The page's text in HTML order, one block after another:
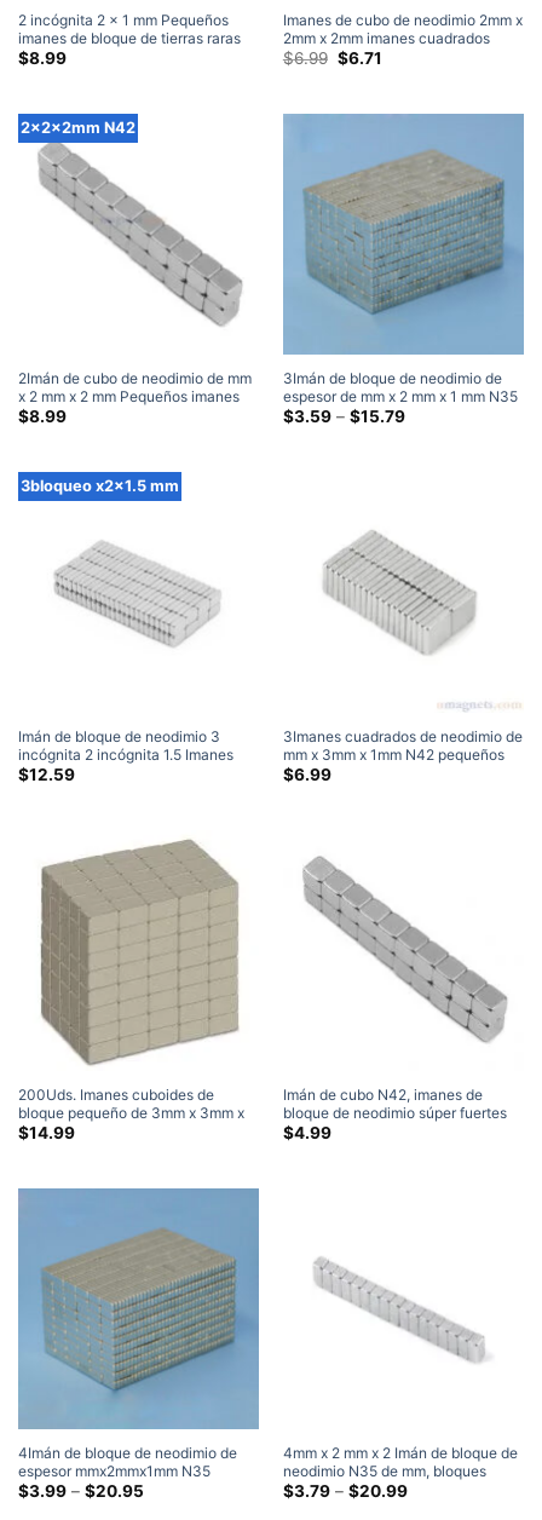
2 incógnita 2 x 1 mm Pequeños
imanes de bloque de tierras raras
de neodimio N42 (200 Embalar)
$8.99
Imanes de cubo de neodimio 2mm x
2mm x 2mm imanes cuadrados
pequeños N42 imanes de cubo de
$6.99 El
precio
$6.99.
$6.71
$6.71.
2x2x2mm N42
2Imán de cubo de neodimio de mm
x 2 mm x 2 mm Pequeños imanes
de cubo de tierras raras N42
$8.99
3Imán de bloque de neodimio de
espesor de mm x 2 mm x 1 mm N35
Imanes rectangulares de tierras
$3.59 – $15.79Gama
3bloqueo x2x1.5 mm
Imán de bloque de neodimio 3
incógnita 2 incógnita 1.5 Imanes
rectangulares de tierras raras Srong
$12.59
3Imanes cuadrados de neodimio de
mm x 3mm x 1mm N42 pequeños
imanes cuadrados de tierras raras
$6.99
200Uds. Imanes cuboides de
bloque pequeño de 3mm x 3mm x
2mm imanes pequeños de neodimio
$14.99
Imán de cubo N42, imanes de
bloque de neodimio súper fuertes
de 3mm x 3mm x 3mm, niquelado
$4.99
4Imán de bloque de neodimio de
espesor mmx2mmx1mm N35
imanes rectangulares ultrafinos de
$3.99 – $20.95Gama
4mm x 2 mm x 2 Imán de bloque de
neodimio N35 de mm, bloques
cuadrados fuertes, imanes
$3.79 – $20.99Gama